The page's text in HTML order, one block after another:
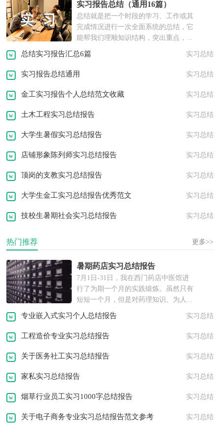
工作报告
实践报告
实习报告
离职报告
述职报告
工作方案
演讲稿
问候语
实习报告总结（通用16篇）
总结就是把一个时段的学习、工作或其
完成情况进行一次全面系统的总结，它
能帮我们理顺知识结构，突出重点，...
总结实习报告汇总6篇 实习总结
实习报告总结通用 实习总结
金工实习报告个人总结范文收藏 实习总结
土木工程实习总结报告 实习总结
大学生暑假实习总结报告 实习总结
店铺形象陈列师实习总结报告 实习总结
顶岗的支教实习总结报告 实习总结
大学生金工实习总结报告优秀范文 实习总结
技校生暑期社会实习总结报告 实习总结
热门推荐 更多>>
暑期药店实习总结报告
7月1日-31日，我在西门药店中医馆进
行了为期一个月的实践锻炼。虽然只有
短短一个月，但是对药理知识、为人...
专业嵌入式实习个人总结报告 实习总结
工程造价专业实习总结报告 实习总结
关于医务社工实习总结报告 实习总结
家私实习总结报告 实习总结
烟草行业员工实习1000字总结报告 实习总结
关于电子商务专业实习总结报告范文参考 实习总结